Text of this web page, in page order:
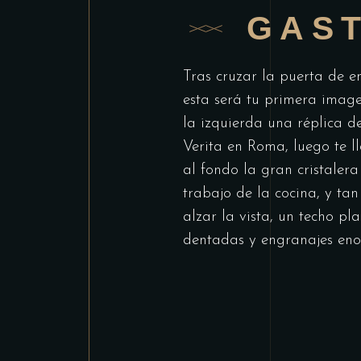
Tras cruzar la puerta de
esta será tu primera
la izquierda una réplica
Verita en Roma, luego te
al fondo la gran
trabajo de la cocina, y
alzar la vista, un techo
dentadas y engranajes